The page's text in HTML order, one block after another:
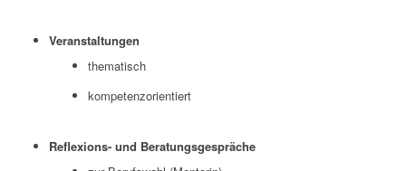
Veranstaltungen
thematisch
kompetenzorientiert
Reflexions- und Beratungsgespräche